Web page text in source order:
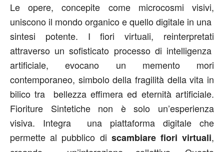
Le opere, concepite come microcosmi visivi,
uniscono il mondo organico e quello digitale in una
sintesi potente. I fiori virtuali, reinterpretati
attraverso un sofisticato processo di intelligenza
artificiale, evocano un memento mori
contemporaneo, simbolo della fragilità della vita in
bilico tra bellezza effimera ed eternità artificiale.
Fioriture Sintetiche non è solo un’esperienza
visiva. Integra una piattaforma digitale che
permette al pubblico di scambiare fiori virtuali,